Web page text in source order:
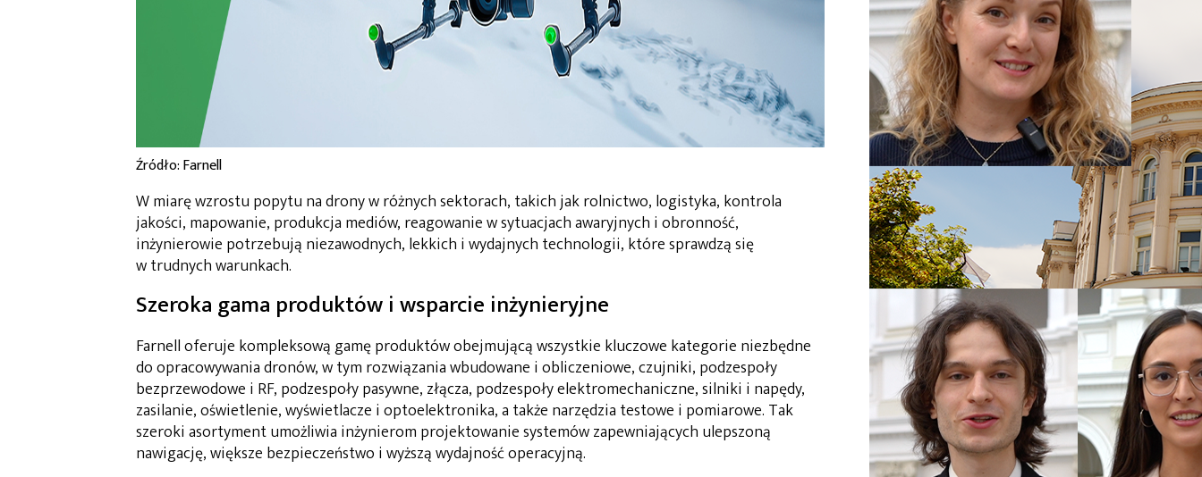
Źródło: Farnell
W miarę wzrostu popytu na drony w różnych sektorach, takich jak rolnictwo, logistyka, kontrola
jakości, mapowanie, produkcja mediów, reagowanie w sytuacjach awaryjnych i obronność,
inżynierowie potrzebują niezawodnych, lekkich i wydajnych technologii, które sprawdzą się
w trudnych warunkach.
Szeroka gama produktów i wsparcie inżynieryjne
Farnell oferuje kompleksową gamę produktów obejmującą wszystkie kluczowe kategorie niezbędne
do opracowywania dronów, w tym rozwiązania wbudowane i obliczeniowe, czujniki, podzespoły
bezprzewodowe i RF, podzespoły pasywne, złącza, podzespoły elektromechaniczne, silniki i napędy,
zasilanie, oświetlenie, wyświetlacze i optoelektronika, a także narzędzia testowe i pomiarowe. Tak
szeroki asortyment umożliwia inżynierom projektowanie systemów zapewniających ulepszoną
nawigację, większe bezpieczeństwo i wyższą wydajność operacyjną.